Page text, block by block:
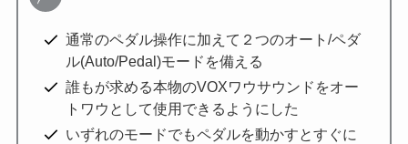
通常のペダル操作に加えて２つのオート/ペダ
ル(Auto/Pedal)モードを備える
誰もが求める本物のVOXワウサウンドをオー
トワウとして使用できるようにした
いずれのモードでもペダルを動かすとすぐに